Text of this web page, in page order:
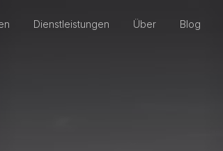
Dienstleistungen Über Blog